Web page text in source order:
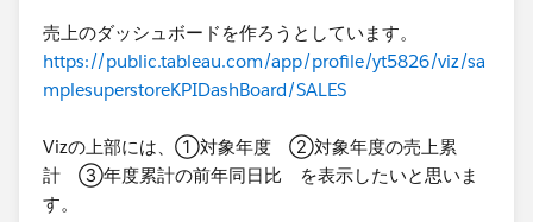
売上のダッシュボードを作ろうとしています。
https://public.tableau.com/app/profile/yt5826/viz/sa
mplesuperstoreKPIDashBoard/SALES
Vizの上部には、①対象年度 ②対象年度の売上累
計 ③年度累計の前年同日比 を表示したいと思いま
す。